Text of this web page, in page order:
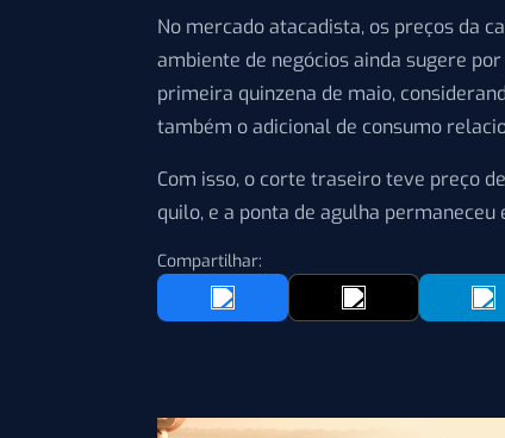
No mercado atacadista, os preços da
ambiente de negócios ainda sugere
primeira quinzena de maio,
também o adicional de consumo
Com isso, o corte traseiro teve preço
quilo, e a ponta de agulha permaneceu
Compartilhar: